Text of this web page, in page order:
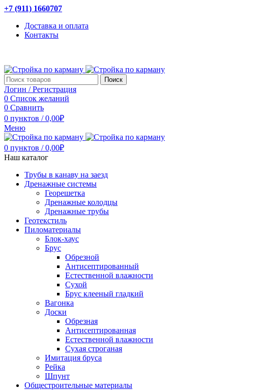
+7 (911) 1660707
Доставка и оплата
Контакты
Поиск
Логин / Регистрация
0 Список желаний
0 Сравнить
0 пунктов / 0,00₽
Меню
0 пунктов / 0,00₽
Наш каталог
Трубы в канаву на заезд
Дренажные системы
Георешетка
Дренажные колодцы
Дренажные трубы
Геотекстиль
Пиломатериалы
Блок-хаус
Брус
Обрезной
Антисептированный
Естественной влажности
Сухой
Брус клееный гладкий
Вагонка
Доски
Обрезная
Антисептированная
Естественной влажности
Сухая строганая
Имитация бруса
Рейка
Шпунт
Общестроительные материалы